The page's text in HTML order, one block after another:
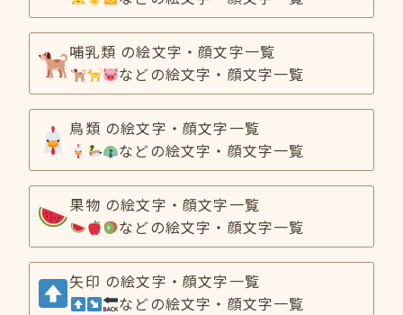
哺乳類 の絵文字・顔文字一覧
などの絵文字・顔文字一覧
鳥類 の絵文字・顔文字一覧
などの絵文字・顔文字一覧
果物 の絵文字・顔文字一覧
などの絵文字・顔文字一覧
矢印 の絵文字・顔文字一覧
などの絵文字・顔文字一覧